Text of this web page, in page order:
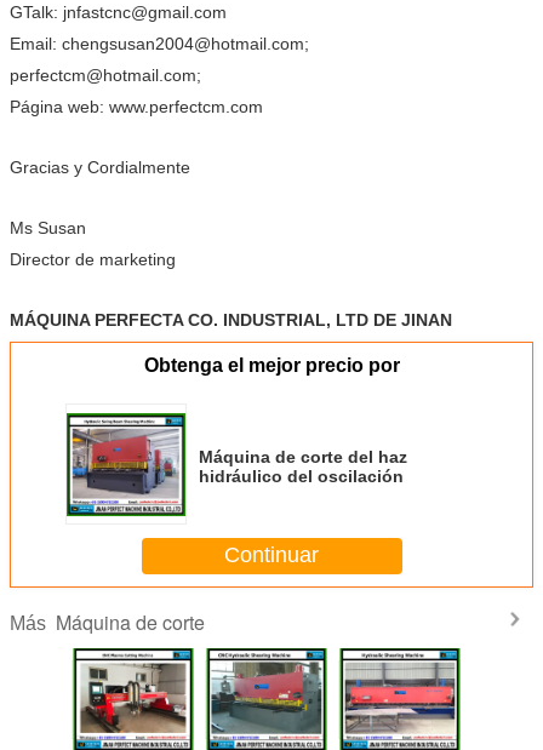
GTalk: jnfastcnc@gmail.com
Email: chengsusan2004@hotmail.com;
perfectcm@hotmail.com;
Página web: www.perfectcm.com
Gracias y Cordialmente
Ms Susan
Director de marketing
MÁQUINA PERFECTA CO. INDUSTRIAL, LTD DE JINAN
Obtenga el mejor precio por
Máquina de corte del haz
hidráulico del oscilación
Continuar
Más Máquina de corte